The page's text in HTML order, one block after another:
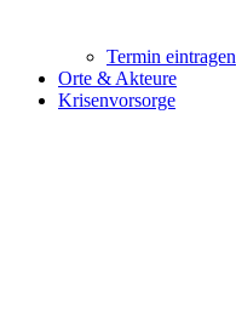
Termin eintragen
Orte & Akteure
Krisenvorsorge